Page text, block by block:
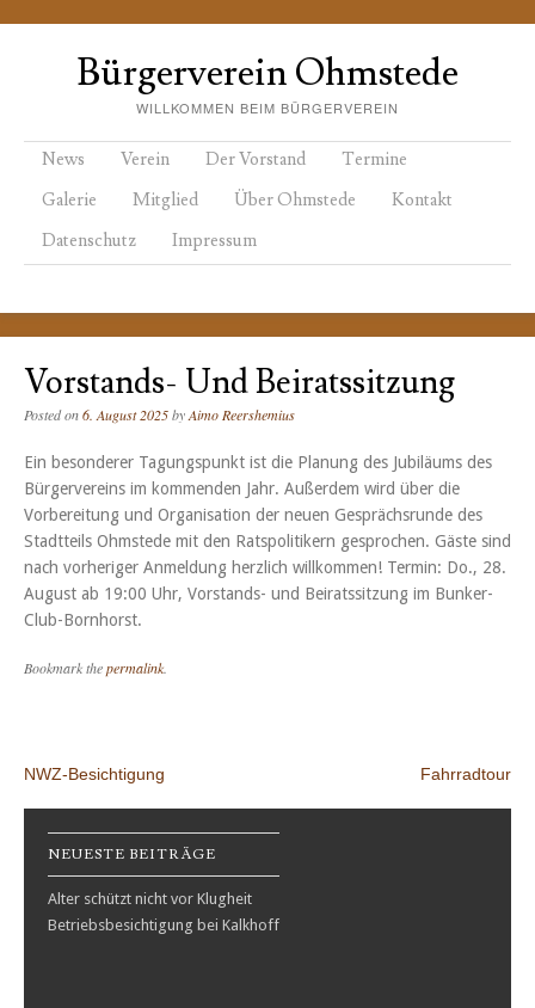
Bürgerverein Ohmstede
WILLKOMMEN BEIM BÜRGERVEREIN
Menu
Skip to content
News Verein Der Vorstand
Termine
Galerie
Mitglied Über Ohmstede
Kontakt
Datenschutz
Impressum
Vorstands- Und Beiratssitzung
Posted on6. August 2025byAimo Reershemius
Ein besonderer Tagungspunkt ist die Planung des Jubiläums des
Bürgervereins im kommenden Jahr. Außerdem wird über die
Vorbereitung und Organisation der neuen Gesprächsrunde des
Stadtteils Ohmstede mit den Ratspolitikern gesprochen. Gäste sind
nach vorheriger Anmeldung herzlich willkommen! Termin: Do., 28.
August ab 19:00 Uhr, Vorstands- und Beiratssitzung im Bunker-
Club-Bornhorst.
Bookmark thepermalink
Post navigation
NWZ-Besichtigung Fahrradtour
NEUESTE BEITRÄGE
Alter schützt nicht vor Klugheit
Betriebsbesichtigung bei Kalkhoff